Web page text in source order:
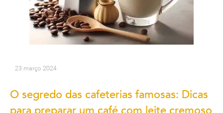
23 março 2024
O segredo das cafeterias famosas: Dicas